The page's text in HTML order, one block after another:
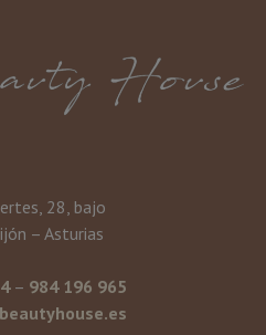
28, bajo
– Asturias
– 984 196 965